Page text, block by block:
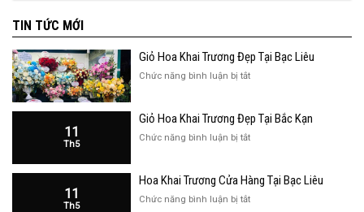
TIN TỨC MỚI
Giỏ Hoa Khai Trương Đẹp Tại Bạc Liêu
Chức năng bình luận bị tắtở
Khai
Đẹp
Liêu
11
Th5
Giỏ Hoa Khai Trương Đẹp Tại Bắc Kạn
Chức năng bình luận bị tắtở
Khai
Đẹp
11
Th5
Hoa Khai Trương Cửa Hàng Tại Bạc Liêu
Chức năng bình luận bị tắtở